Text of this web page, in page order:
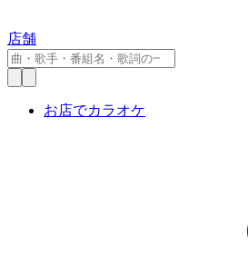
店舗
お店でカラオケ